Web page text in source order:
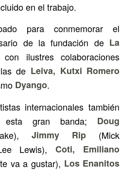
en el trabajo.
para conmemorar el
de la fundación de La
ilustres colaboraciones
de Leiva, Kutxi Romero
Dyango.
internacionales también
esta gran banda; Doug
Jimmy Rip (Mick
Lewis),Coti, Emiliano
va a gustar), Los Enanitos